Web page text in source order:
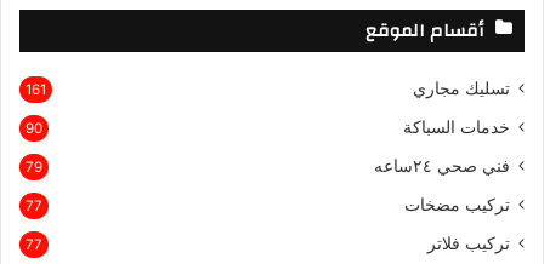
س
ي
ت
ت
أقسام الموقع
تسليك مجاري 161
خدمات السباكة 90
فني صحي ٢٤ساعه 79
تركيب مضخات 77
تركيب فلاتر 77